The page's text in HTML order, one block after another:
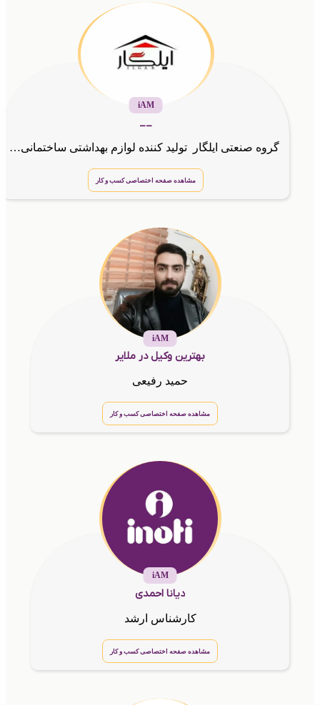
iAM
__
گروه صنعتی ایلگار تولید کننده لوازم بهداشتی ساختمانی
مشاهده صفحه اختصاصی کسب و کار
iAM
بهترین وکیل در ملایر
حمید رفیعی
مشاهده صفحه اختصاصی کسب و کار
iAM
دیانا احمدی
کارشناس ارشد
مشاهده صفحه اختصاصی کسب و کار